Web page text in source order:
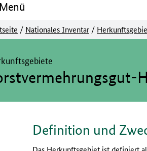
Menü
/ Nationales Inventar /
Definition und